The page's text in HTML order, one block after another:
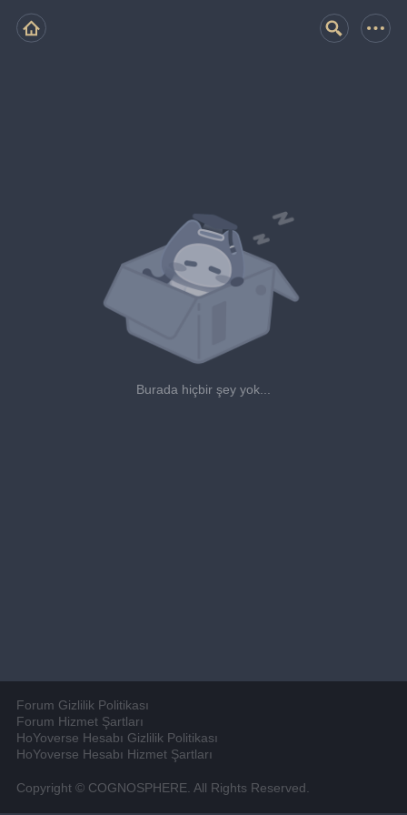
Burada hiçbir şey yok...
Forum Gizlilik Politikası
Forum Hizmet Şartları
HoYoverse Hesabı Gizlilik Politikası
HoYoverse Hesabı Hizmet Şartları
Copyright © COGNOSPHERE. All Rights Reserved.